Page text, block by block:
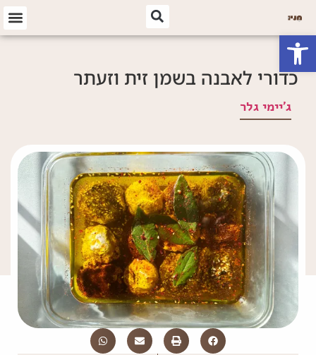
פתח סרגל נגישות
כדורי לאבנה בשמן זית וזעתר
ג'יימי גלר